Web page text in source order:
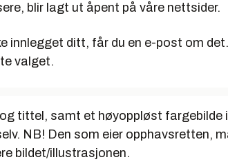
blir lagt ut åpent på våre nettsider.
innlegget ditt, får du en e-post om
valget.
tittel, samt et høyoppløst fargebilde i
NB! Den som eier opphavsretten,
bildet/illustrasjonen.